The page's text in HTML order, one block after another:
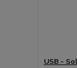
USB -